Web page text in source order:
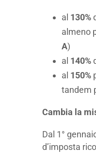
al 130%
almeno
A)
al 140%
al 150%
tandem
Cambia la
Dal 1°
d’imposta